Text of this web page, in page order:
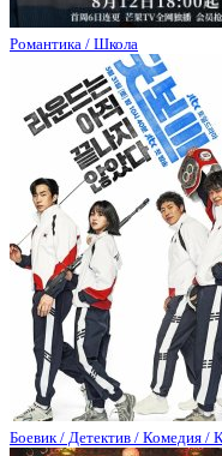
Романтика / Школа
Боевик / Детектив / Комедия /